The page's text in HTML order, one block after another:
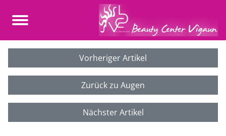
Vorheriger Artikel
Zurück zu Augen
Nächster Artikel